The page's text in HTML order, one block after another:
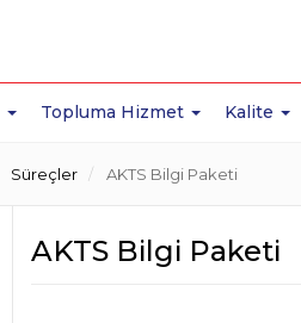
Topluma Hizmet Kalite
Süreçler AKTS Bilgi Paketi
AKTS Bilgi Paketi